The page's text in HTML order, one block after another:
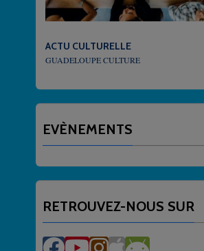
ACTU CULTURELLE
GUADELOUPE CULTURE
EVÈNEMENTS
RETROUVEZ-NOUS SUR